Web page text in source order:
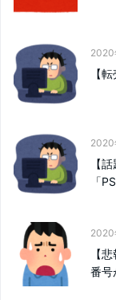
2020
【
2020
【
「
2020
【
番号